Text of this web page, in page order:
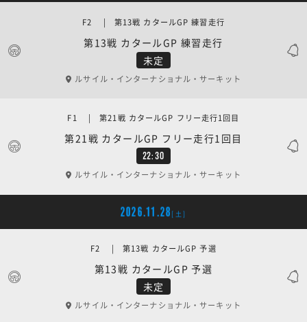
未定
第13戦 カタールGP 練習走行
F2 | 第13戦 カタールGP 練習走行
ルサイル・インターナショナル・サーキット
22:30
第21戦 カタールGP フリー走行1回目
F1 | 第21戦 カタールGP フリー走行1回目
ルサイル・インターナショナル・サーキット
2026.11.28 [土]
未定
第13戦 カタールGP 予選
F2 | 第13戦 カタールGP 予選
ルサイル・インターナショナル・サーキット